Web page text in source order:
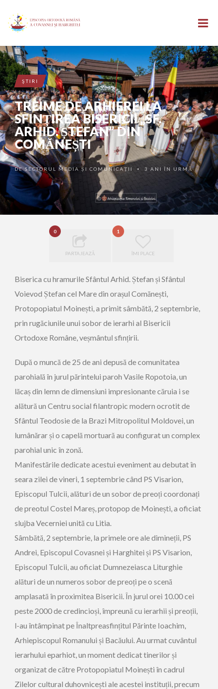
ŞTIRI
TREIME DE ARHIEREI LA
SFINȚIREA BISERICII „SF.
ARHID. ȘTEFAN” DIN
COMĂNEȘTI
DESECTORUL MEDIA ȘI COMUNICAȚII • 3 ANI ÎN URMĂ
0
PARTAJEAZĂ
1
ÎMI PLACE
Biserica cu hramurile Sfântul Arhid. Ștefan și Sfântul
Voievod Ștefan cel Mare din orașul Comănești,
Protopopiatul Moinești, a primit sâmbătă, 2 septembrie,
prin rugăciunile unui sobor de ierarhi al Bisericii
Ortodoxe Române, veșmântul sfințirii.
După o muncă de 25 de ani depusă de comunitatea
parohială în jurul părintelui paroh Vasile Ropotoia, un
lăcaș din lemn de dimensiuni impresionante căruia i se
alătură un Centru social filantropic modern ocrotit de
Sfântul Teodosie de la Brazi Mitropolitul Moldovei, un
lumânărar și o capelă mortuară au configurat un complex
parohial unic în zonă.
Manifestările dedicate acestui eveniment au debutat în
seara zilei de vineri, 1 septembrie când PS Visarion,
Episcopul Tulcii, alături de un sobor de preoți coordonați
de preotul Costel Mareș, protopop de Moinești, a oficiat
slujba Vecerniei unită cu Litia.
Sâmbătă, 2 septembrie, la primele ore ale dimineții, PS
Andrei, Episcopul Covasnei și Harghitei și PS Visarion,
Episcopul Tulcii, au oficiat Dumnezeiasca Liturghie
alături de un numeros sobor de preoți pe o scenă
amplasată în proximitea Bisericii. În jurul orei 10.00 cei
peste 2000 de credincioși, împreună cu ierarhii și preoții,
l-au întâmpinat pe Înaltpreasfințitul Părinte Ioachim,
Arhiepiscopul Romanului și Bacăului. Au urmat cuvântul
ierarhului eparhiot, un moment dedicat tinerilor și
organizat de către Protopopiatul Moinești în cadrul
Zilelor cultural duhovnicești ale acestei instituții, precum